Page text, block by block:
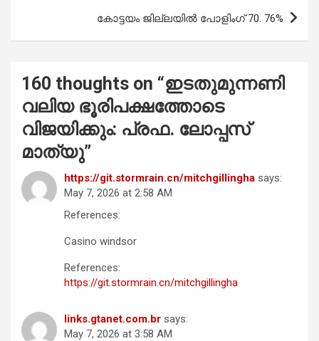
കോട്ടയം ജില്ലയിൽ പോളിംഗ് 70. 76%
160 thoughts on “ഇടതുമുന്നണി
വലിയ ഭൂരിപക്ഷത്തോടെ
വിജയിക്കും: പ്രഫ. ലോപ്പസ്
മാത്യു”
https://git.stormrain.cn/mitchgillingha says:
May 7, 2026 at 2:58 AM
References:
Casino windsor
References:
https://git.stormrain.cn/mitchgillingha
links.gtanet.com.br says:
May 7, 2026 at 3:58 AM